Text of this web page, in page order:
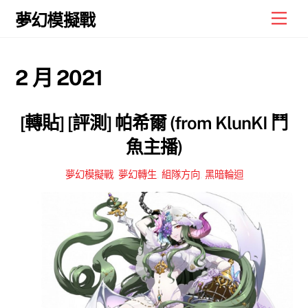
Skip
夢幻模擬戰
2 月 2021
[轉貼] [評測] 帕希爾 (from KlunKI 鬥
魚主播)
夢幻模擬戰, 夢幻轉生 組隊方向 黑暗輪迴